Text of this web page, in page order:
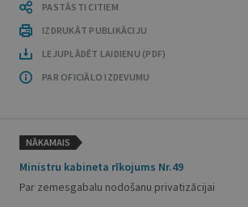
PASTĀSTI CITIEM
IZDRUKĀT PUBLIKĀCIJU
LEJUPLĀDĒT LAIDIENU (PDF)
PAR OFICIĀLO IZDEVUMU
NĀKAMAIS
Ministru kabineta rīkojums Nr.49
Par zemesgabalu nodošanu privatizācijai